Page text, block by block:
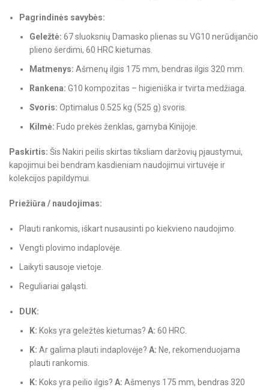
Pagrindinės savybės:
Geležtė: 67 sluoksnių Damasko plienas su VG10 nerūdijančio
plieno šerdimi, 60 HRC kietumas.
Matmenys: Ašmenų ilgis 175 mm, bendras ilgis 320 mm.
Rankena: G10 kompozitas – higieniška ir tvirta medžiaga.
Svoris: Optimalus 0.525 kg (525 g) svoris.
Kilmė: Fudo prekės ženklas, gamyba Kinijoje.
Paskirtis: Šis Nakiri peilis skirtas tiksliam daržovių pjaustymui,
kapojimui bei bendram kasdieniam naudojimui virtuvėje ir
kolekcijos papildymui.
Priežiūra / naudojimas:
Plauti rankomis, iškart nusausinti po kiekvieno naudojimo.
Vengti plovimo indaplovėje.
Laikyti sausoje vietoje.
Reguliariai galąsti.
DUK:
K: Koks yra geležtės kietumas? A: 60 HRC.
K: Ar galima plauti indaplovėje? A: Ne, rekomenduojama
plauti rankomis.
K: Koks yra peilio ilgis? A: Ašmenys 175 mm, bendras 320